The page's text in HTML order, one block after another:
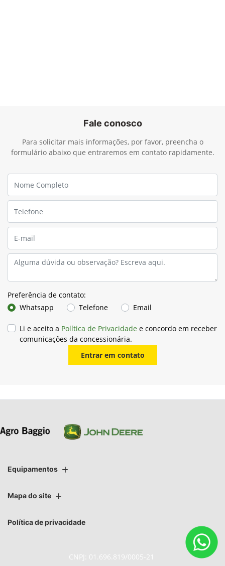
Fale conosco
Para solicitar mais informações, por favor, preencha o
formulário abaixo que entraremos em contato rapidamente.
Preferência de contato:
Whatsapp
Telefone Email
Li e aceito a Política de Privacidade e concordo em receber
comunicações da concessionária.
Entrar em contato
Equipamentos
Mapa do site
Política de privacidade
CNPJ: 01.696.819/0005-21